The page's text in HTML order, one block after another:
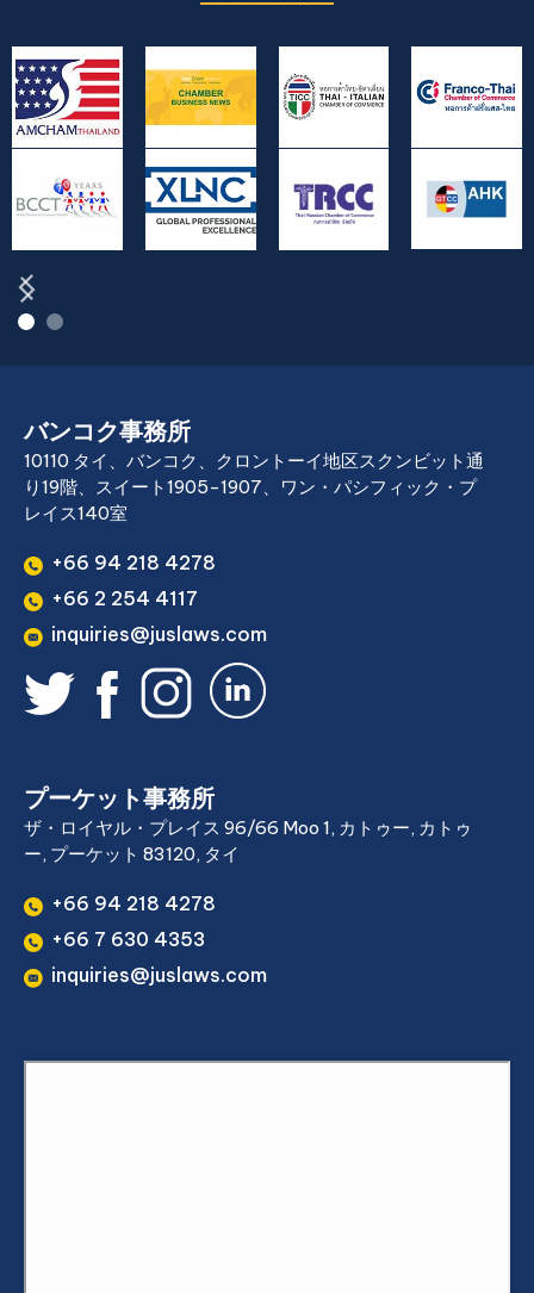
バンコク事務所
10110 タイ、バンコク、クロントーイ地区スクンビット通
り19階、スイート1905-1907、ワン・パシフィック・プ
レイス140室
+66 94 218 4278
+66 2 254 4117
inquiries@juslaws.com
プーケット事務所
ザ・ロイヤル・プレイス 96/66 Moo 1, カトゥー, カトゥ
ー, プーケット 83120, タイ
+66 94 218 4278
+66 7 630 4353
inquiries@juslaws.com